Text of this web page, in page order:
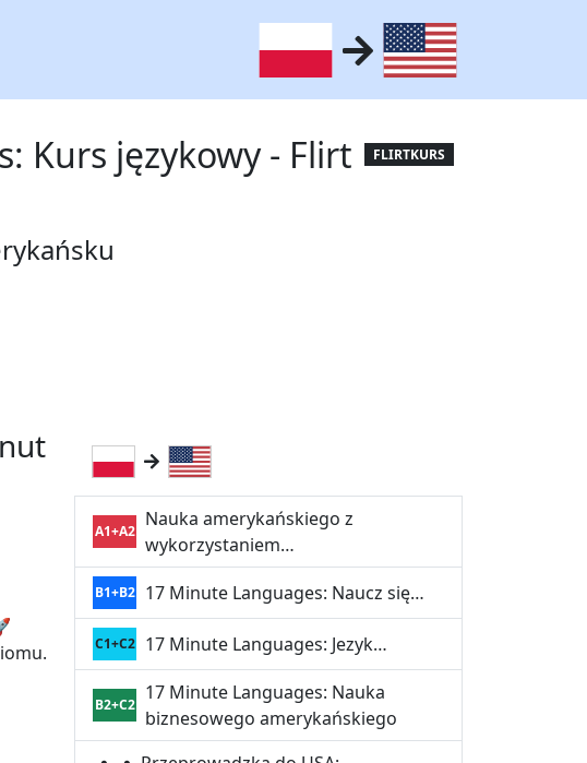
FLIRTKURS
Kurs językowy - Flirt
A1+A2
Nauka amerykańskiego z
wykorzystaniem…
B1+B2 17 Minute Languages: Naucz się…
C1+C2 17 Minute Languages: Jezyk…
B2+C2
17 Minute Languages: Nauka
biznesowego amerykańskiego